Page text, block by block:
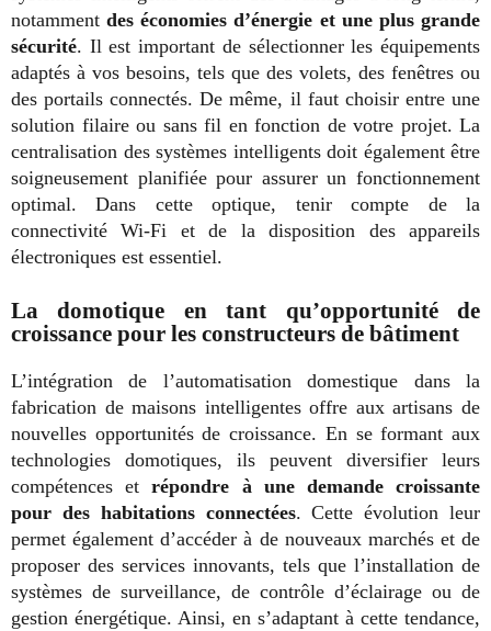
notammentdes économies d’énergie et une plus grande
sécurité. Il est important de sélectionner les équipements
adaptés à vos besoins, tels que des volets, des fenêtres ou
des portails connectés. De même, il faut choisir entre une
solution filaire ou sans fil en fonction de votre projet. La
centralisation des systèmes intelligents doit également être
soigneusement planifiée pour assurer un fonctionnement
optimal. Dans cette optique, tenir compte de la
connectivité Wi-Fi et de la disposition des appareils
électroniques est essentiel.
La domotique en tant qu’opportunité de
croissance pour les constructeurs de bâtiment
L’intégration de l’automatisation domestique dans la
fabrication de maisons intelligentes offre aux artisans de
nouvelles opportunités de croissance. En se formant aux
technologies domotiques, ils peuvent diversifier leurs
compétences etrépondre à une demande croissante
pour des habitations connectées. Cette évolution leur
permet également d’accéder à de nouveaux marchés et de
proposer des services innovants, tels que l’installation de
systèmes de surveillance, de contrôle d’éclairage ou de
gestion énergétique. Ainsi, en s’adaptant à cette tendance,